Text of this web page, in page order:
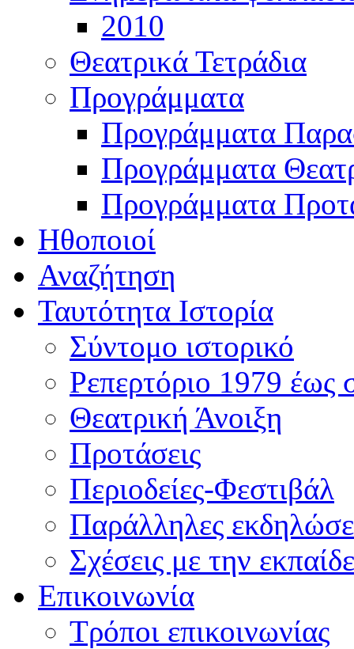
2010
Θεατρικά Τετράδια
Προγράμματα
Προγράμματα
Προγράμματα
Προγράμματα
Ηθοποιοί
Αναζήτηση
Ταυτότητα Ιστορία
Σύντομο ιστορικό
Ρεπερτόριο 1979 έως
Θεατρική Άνοιξη
Προτάσεις
Περιοδείες-Φεστιβάλ
Παράλληλες
Σχέσεις με την
Επικοινωνία
Τρόποι επικοινωνίας